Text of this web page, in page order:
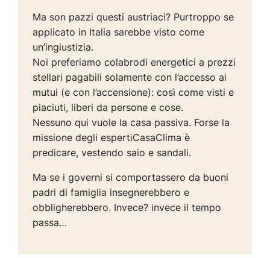
Ma son pazzi questi austriaci? Purtroppo se
applicato in Italia sarebbe visto come
un’ingiustizia.
Noi preferiamo colabrodi energetici a prezzi
stellari pagabili solamente con l’accesso ai
mutui (e con l’accensione):così come visti e
piaciuti, liberi da persone e cose.
Nessuno qui vuole la casa passiva. Forse la
missione degli espertiCasaClima è
predicare, vestendo saio e sandali.
Ma se i governi si comportassero da buoni
padri di famiglia insegnerebbero e
obbligherebbero. Invece? invece il tempo
passa…